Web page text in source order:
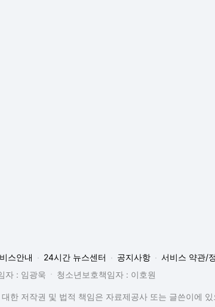
스안내 24시간 뉴스센터 공지사항
서비스 약관/
자 : 임광욱
청소년보호책임자 : 이호원
한 저작권 및 법적 책임은 자료제공사 또는 글쓴이에